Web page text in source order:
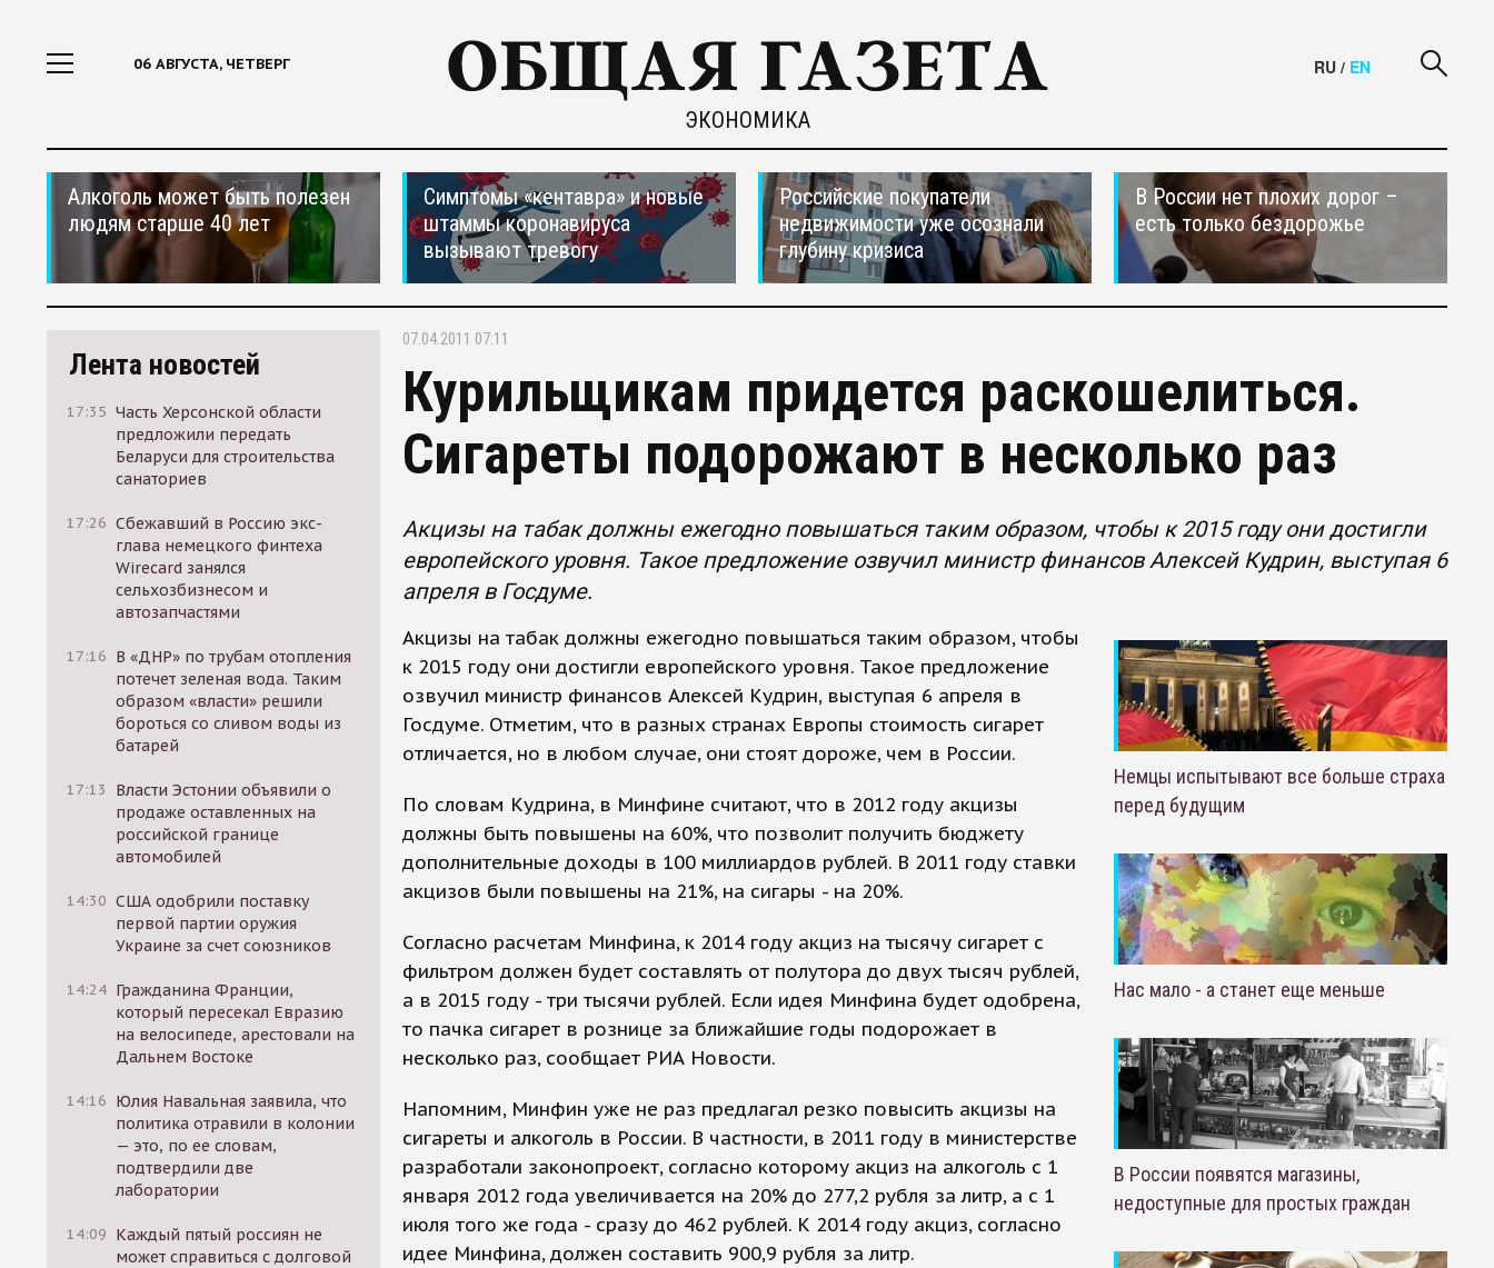
06 АВГУСТА, ЧЕТВЕРГ
ЭКОНОМИКА
RU / EN
Алкоголь может быть полезен
людям старше 40 лет
Симптомы «кентавра» и новые
штаммы коронавируса
вызывают тревогу
Российские покупатели
недвижимости уже осознали
глубину кризиса
В России нет плохих дорог –
есть только бездорожье
Лента новостей
17:35 Часть Херсонской области
предложили передать
Беларуси для строительства
санаториев
17:26 Сбежавший в Россию экс-
глава немецкого финтеха
Wirecard занялся
сельхозбизнесом и
автозапчастями
17:16 В «ДНР» по трубам отопления
потечет зеленая вода. Таким
образом «власти» решили
бороться со сливом воды из
батарей
17:13
Власти Эстонии объявили о
продаже оставленных на
российской границе
автомобилей
14:30 США одобрили поставку
первой партии оружия
Украине за счет союзников
14:24 Гражданина Франции,
который пересекал Евразию
на велосипеде, арестовали на
Дальнем Востоке
14:16 Юлия Навальная заявила, что
политика отравили в колонии
— это, по ее словам,
подтвердили две
лаборатории
14:09 Каждый пятый россиян не
может справиться с долговой
07.04.2011 07:11
Курильщикам придется раскошелиться.
Сигареты подорожают в несколько раз
Акцизы на табак должны ежегодно повышаться таким образом, чтобы к 2015 году они достигли
европейского уровня. Такое предложение озвучил министр финансов Алексей Кудрин, выступая 6
апреля в Госдуме.
Акцизы на табак должны ежегодно повышаться таким образом, чтобы
к 2015 году они достигли европейского уровня. Такое предложение
озвучил министр финансов Алексей Кудрин, выступая 6 апреля в
Госдуме. Отметим, что в разных странах Европы стоимость сигарет
отличается, но в любом случае, они стоят дороже, чем в России.
По словам Кудрина, в Минфине считают, что в 2012 году акцизы
должны быть повышены на 60%, что позволит получить бюджету
дополнительные доходы в 100 миллиардов рублей. В 2011 году ставки
акцизов были повышены на 21%, на сигары - на 20%.
Согласно расчетам Минфина, к 2014 году акциз на тысячу сигарет с
фильтром должен будет составлять от полутора до двух тысяч рублей,
а в 2015 году - три тысячи рублей. Если идея Минфина будет одобрена,
то пачка сигарет в рознице за ближайшие годы подорожает в
несколько раз, сообщает РИА Новости.
Напомним, Минфин уже не раз предлагал резко повысить акцизы на
сигареты и алкоголь в России. В частности, в 2011 году в министерстве
разработали законопроект, согласно которому акциз на алкоголь с 1
января 2012 года увеличивается на 20% до 277,2 рубля за литр, а с 1
июля того же года - сразу до 462 рублей. К 2014 году акциз, согласно
идее Минфина, должен составить 900,9 рубля за литр.
Немцы испытывают все больше страха
перед будущим
Нас мало - а станет еще меньше
В России появятся магазины,
недоступные для простых граждан